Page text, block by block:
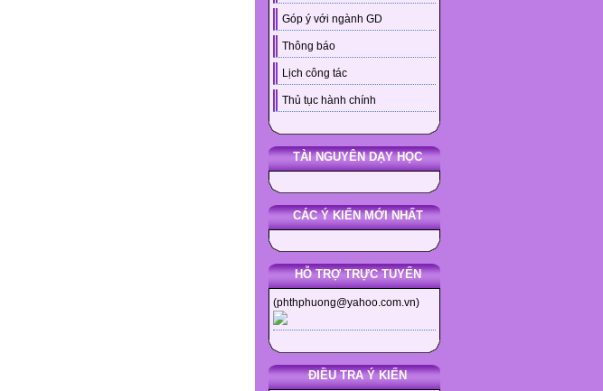
Góp ý với ngành GD
Thông báo
Lịch công tác
Thủ tục hành chính
TÀI NGUYÊN DẠY HỌC
CÁC Ý KIẾN MỚI NHẤT
HỖ TRỢ TRỰC TUYẾN
(phthphuong@yahoo.com.vn)
ĐIỀU TRA Ý KIẾN